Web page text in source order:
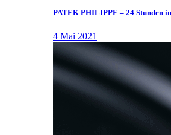
PATEK PHILIPPE – 24 Stunden
4 Mai 2021